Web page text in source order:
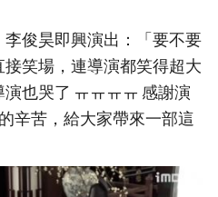
俊昊即興演出：「要不要
笑場，連導演都笑得超大
也哭了 ㅠㅠㅠㅠ 感謝演
辛苦，給大家帶來一部這